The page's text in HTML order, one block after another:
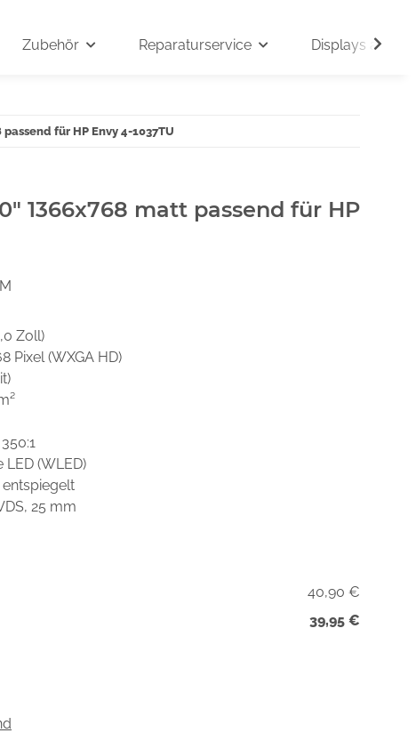
Zubehör Reparaturservice Displays auf
für HP Envy 4-1037TU
1366x768 matt passend für HP
Zoll)
Pixel (WXGA HD)
350:1
LED (WLED)
25 mm
40,90 €
39,95 €